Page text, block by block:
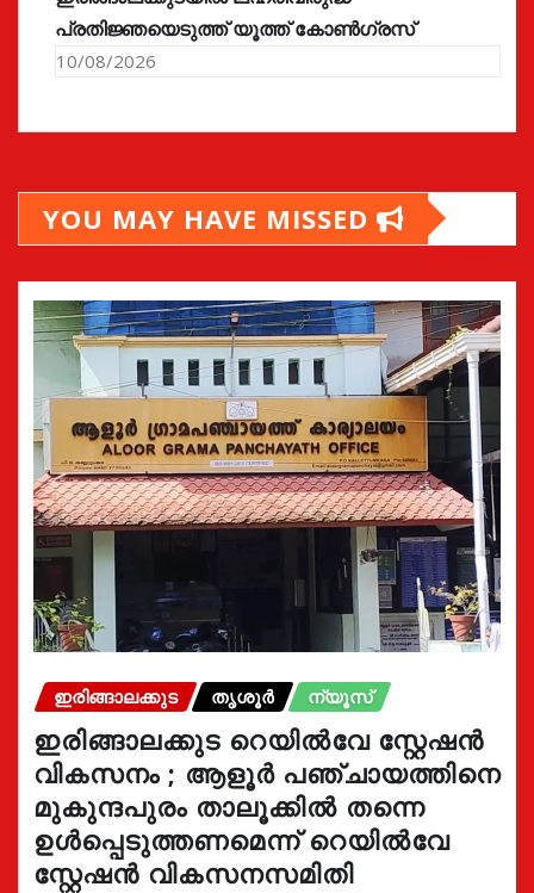
പ്രതിജ്ഞയെടുത്ത് യൂത്ത് കോൺഗ്രസ്
10/08/2026
YOU MAY HAVE MISSED
ഇരിങ്ങാലക്കുട തൃശൂർ ന്യൂസ്
ഇരിങ്ങാലക്കുട റെയിൽവേ സ്റ്റേഷൻ
വികസനം ; ആളൂർ പഞ്ചായത്തിനെ
മുകുന്ദപുരം താലൂക്കിൽ തന്നെ
ഉൾപ്പെടുത്തണമെന്ന് റെയിൽവേ
സ്റ്റേഷൻ വികസനസമിതി